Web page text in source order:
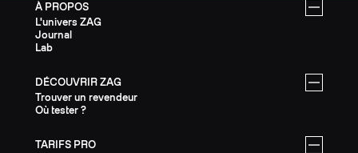
À PROPOS
L'univers ZAG
Journal
Lab
DÉCOUVRIR ZAG
Trouver un revendeur
Où tester ?
TARIFS PRO